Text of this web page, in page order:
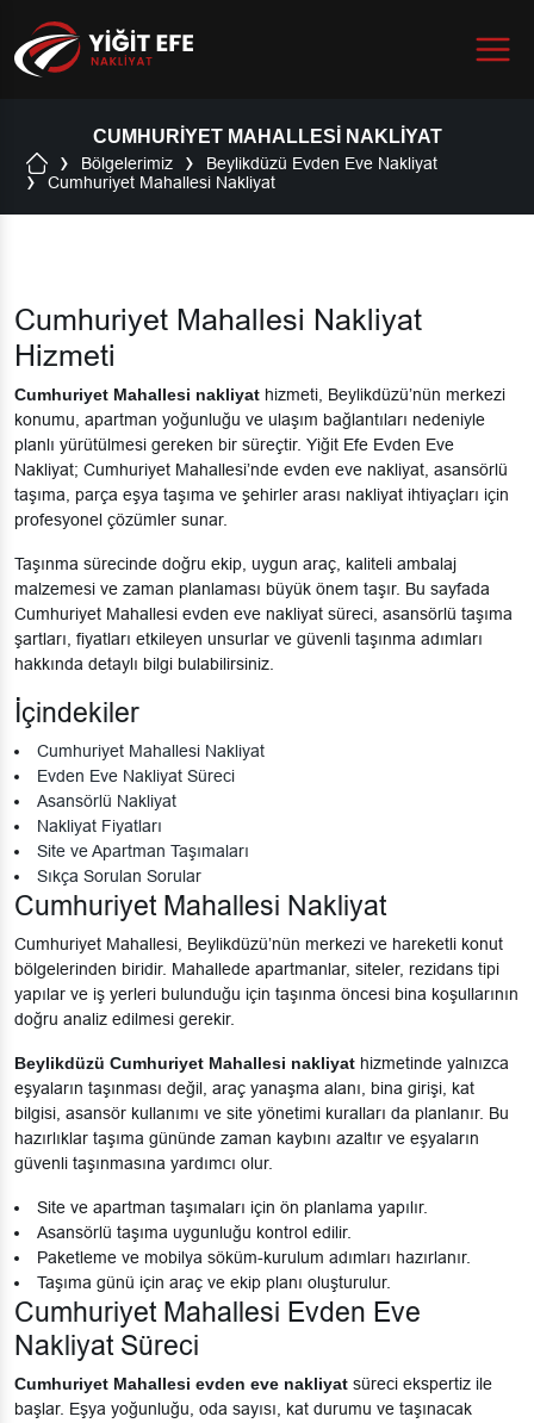
Menu
CUMHURIYET MAHALLESI NAKLIYAT
Bölgelerimiz
Beylikdüzü Evden Eve Nakliyat
Cumhuriyet Mahallesi Nakliyat
Cumhuriyet Mahallesi Nakliyat
Hizmeti
Cumhuriyet Mahallesi nakliyat hizmeti, Beylikdüzü’nün merkezi
konumu, apartman yoğunluğu ve ulaşım bağlantıları nedeniyle
planlı yürütülmesi gereken bir süreçtir. Yiğit Efe Evden Eve
Nakliyat; Cumhuriyet Mahallesi’nde evden eve nakliyat, asansörlü
taşıma, parça eşya taşıma ve şehirler arası nakliyat ihtiyaçları için
profesyonel çözümler sunar.
Taşınma sürecinde doğru ekip, uygun araç, kaliteli ambalaj
malzemesi ve zaman planlaması büyük önem taşır. Bu sayfada
Cumhuriyet Mahallesi evden eve nakliyat süreci, asansörlü taşıma
şartları, fiyatları etkileyen unsurlar ve güvenli taşınma adımları
hakkında detaylı bilgi bulabilirsiniz.
İçindekiler
Cumhuriyet Mahallesi Nakliyat
Evden Eve Nakliyat Süreci
Asansörlü Nakliyat
Nakliyat Fiyatları
Site ve Apartman Taşımaları
Sıkça Sorulan Sorular
Cumhuriyet Mahallesi Nakliyat
Cumhuriyet Mahallesi, Beylikdüzü’nün merkezi ve hareketli konut
bölgelerinden biridir. Mahallede apartmanlar, siteler, rezidans tipi
yapılar ve iş yerleri bulunduğu için taşınma öncesi bina koşullarının
doğru analiz edilmesi gerekir.
Beylikdüzü Cumhuriyet Mahallesi nakliyat hizmetinde yalnızca
eşyaların taşınması değil, araç yanaşma alanı, bina girişi, kat
bilgisi, asansör kullanımı ve site yönetimi kuralları da planlanır. Bu
hazırlıklar taşıma gününde zaman kaybını azaltır ve eşyaların
güvenli taşınmasına yardımcı olur.
Site ve apartman taşımaları için ön planlama yapılır.
Asansörlü taşıma uygunluğu kontrol edilir.
Paketleme ve mobilya söküm-kurulum adımları hazırlanır.
Taşıma günü için araç ve ekip planı oluşturulur.
Cumhuriyet Mahallesi Evden Eve
Nakliyat Süreci
Cumhuriyet Mahallesi evden eve nakliyat süreci ekspertiz ile
başlar. Eşya yoğunluğu, oda sayısı, kat durumu ve taşınacak